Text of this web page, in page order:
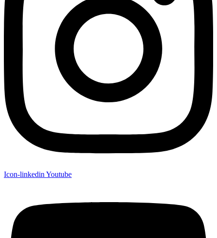
Icon-linkedin Youtube